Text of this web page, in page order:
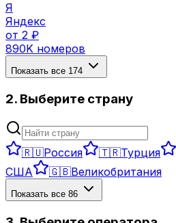
Я
Яндекс
от 2 ₽
890K номеров
Показать все 174
2. Выберите страну
🇷🇺Россия 🇹🇷Турция
США
🇬🇧Великобритания
Показать все 86